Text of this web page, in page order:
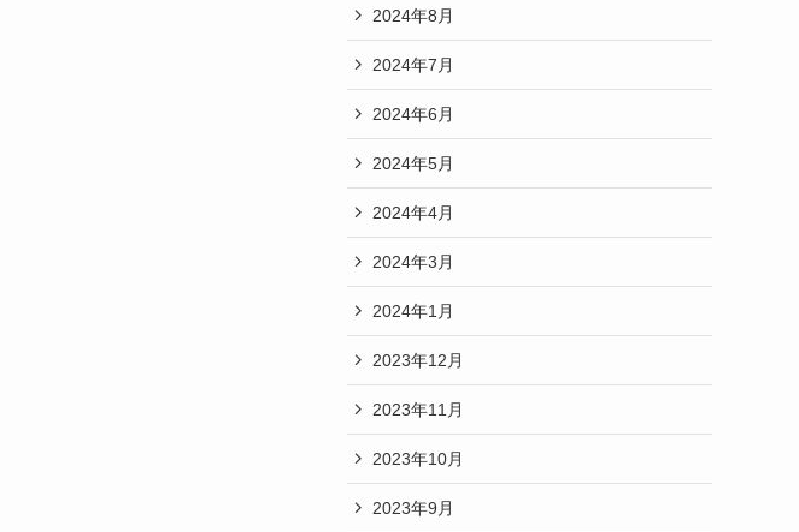
2024年8月
2024年7月
2024年6月
2024年5月
2024年4月
2024年3月
2024年1月
2023年12月
2023年11月
2023年10月
2023年9月